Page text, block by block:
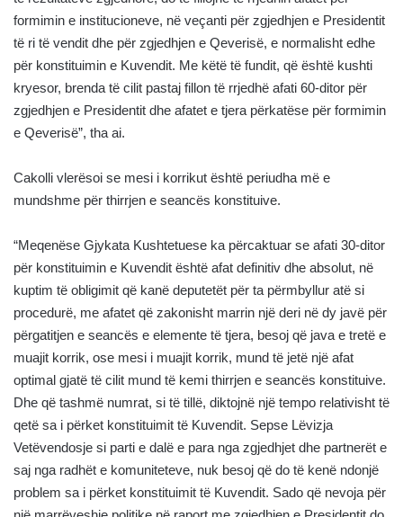
formimin e institucioneve, në veçanti për zgjedhjen e Presidentit
të ri të vendit dhe për zgjedhjen e Qeverisë, e normalisht edhe
për konstituimin e Kuvendit. Me këtë të fundit, që është kushti
kryesor, brenda të cilit pastaj fillon të rrjedhë afati 60-ditor për
zgjedhjen e Presidentit dhe afatet e tjera përkatëse për formimin
e Qeverisë”, tha ai.
Cakolli vlerësoi se mesi i korrikut është periudha më e
mundshme për thirrjen e seancës konstituive.
“Meqenëse Gjykata Kushtetuese ka përcaktuar se afati 30-ditor
për konstituimin e Kuvendit është afat definitiv dhe absolut, në
kuptim të obligimit që kanë deputetët për ta përmbyllur atë si
procedurë, me afatet që zakonisht marrin një deri në dy javë për
përgatitjen e seancës e elemente të tjera, besoj që java e tretë e
muajit korrik, ose mesi i muajit korrik, mund të jetë një afat
optimal gjatë të cilit mund të kemi thirrjen e seancës konstituive.
Dhe që tashmë numrat, si të tillë, diktojnë një tempo relativisht të
qetë sa i përket konstituimit të Kuvendit. Sepse Lëvizja
Vetëvendosje si parti e dalë e para nga zgjedhjet dhe partnerët e
saj nga radhët e komuniteteve, nuk besoj që do të kenë ndonjë
problem sa i përket konstituimit të Kuvendit. Sado që nevoja për